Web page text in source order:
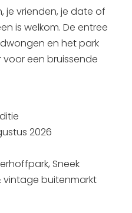
je vrienden, je date of
is welkom. De entree
en het park
een bruissende
2026
Sneek
vintage buitenmarkt